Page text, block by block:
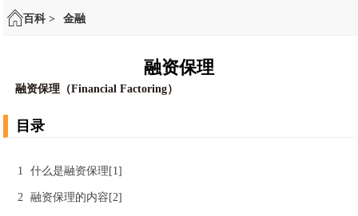
百科 > 金融
融资保理
融资保理（Financial Factoring）
目录
1 什么是融资保理[1]
2 融资保理的内容[2]